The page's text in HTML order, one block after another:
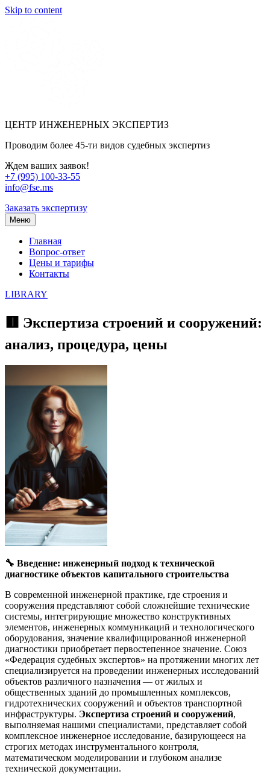
Skip to content
ЦЕНТР ИНЖЕНЕРНЫХ ЭКСПЕРТИЗ
Проводим более 45-ти видов судебных экспертиз
Ждем ваших заявок!
+7 (995) 100-33-55
info@fse.ms
Заказать экспертизу
Меню
Главная
Вопрос-ответ
Цены и тарифы
Контакты
LIBRARY
🟥 Экспертиза строений и сооружений:
анализ, процедура, цены
🔧 Введение: инженерный подход к технической
диагностике объектов капитального строительства
В современной инженерной практике, где строения и
сооружения представляют собой сложнейшие технические
системы, интегрирующие множество конструктивных
элементов, инженерных коммуникаций и технологического
оборудования, значение квалифицированной инженерной
диагностики приобретает первостепенное значение. Союз
«Федерация судебных экспертов» на протяжении многих лет
специализируется на проведении инженерных исследований
объектов различного назначения — от жилых и
общественных зданий до промышленных комплексов,
гидротехнических сооружений и объектов транспортной
инфраструктуры. Экспертиза строений и сооружений,
выполняемая нашими специалистами, представляет собой
комплексное инженерное исследование, базирующееся на
строгих методах инструментального контроля,
математическом моделировании и глубоком анализе
технической документации.